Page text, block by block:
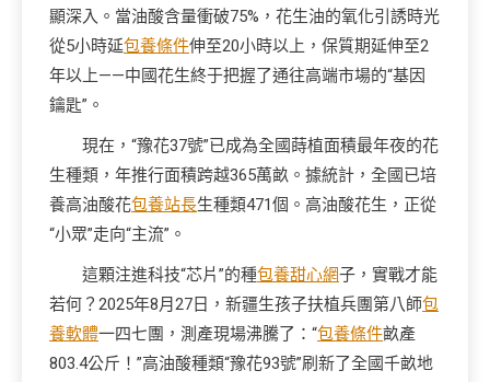
顯深入。當油酸含量衝破75%，花生油的氧化引誘時光
從5小時延包養條件伸至20小時以上，保質期延伸至2
年以上——中國花生終于把握了通往高端市場的“基因
鑰匙”。
現在，“豫花37號”已成為全國蒔植面積最年夜的花
生種類，年推行面積跨越365萬畝。據統計，全國已培
養高油酸花包養站長生種類471個。高油酸花生，正從
“小眾”走向“主流”。
這顆注進科技“芯片”的種包養甜心網子，實戰才能
若何？2025年8月27日，新疆生孩子扶植兵團第八師包
養軟體一四七團，測產現場沸騰了：“包養條件畝產
803.4公斤！”高油酸種類“豫花93號”刷新了全國千畝地